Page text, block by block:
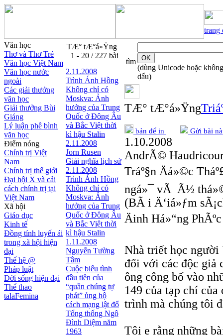
trang
Văn học
Thơ và Thơ Trẻ
Văn học Việt Nam
Văn học nước
ngoài
Các giải thưởng
văn học
Giải thưởng Bùi
Giáng
Lý luận phê bình
văn học
Điểm nóng
Chính trị Việt
Nam
Chính trị thế giới
Đại hội X và cải
cách chính trị tại
Việt Nam
Xã hội
Giáo dục
Kinh tế
Đồng tính luyến ái
trong xã hội hiện
đại
Thế hệ @
Pháp luật
Đời sống hiện đại
Thể thao
talaFemina
TÆ° tÆ°á»Ÿng
1 - 20 / 227 bài
2.11.2008
Trình Ánh Hồng
Không chỉ có
Moskva: Ảnh
hưởng của Trung
Quốc ở Đông Âu
và Bắc Việt thời
kì hậu Stalin
2.11.2008
Jorn Rusen
Giải nghĩa lịch sử
2.11.2008
Trình Ánh Hồng
Không chỉ có
Moskva: Ảnh
hưởng của Trung
Quốc ở Đông Âu
và Bắc Việt thời
kì hậu Stalin
1.11.2008
Nguyễn Tường
Tâm
Cuộc biểu tình
đầu tiên của
“quần chúng tự
phát” ủng hộ
cách mạng lật đổ
Tổng thống Ngô
Đình Diệm năm
1963
tìm
(dùng Unicode hoặc không
dấu)
TÆ° tÆ°á»Ÿng
bản để in Gửi bài
1.10.2008
AndrÃ©
Tráº§n Äá»©c
ngá»¯ vÃ Ã½
(BÃ i Ä‘iá»ƒm
Äinh Há»“ng
Nhà triết học người
đối với các độc giả
ông công bố vào
149 của tạp chí
trình mà chúng tôi
Tôi e rằng những